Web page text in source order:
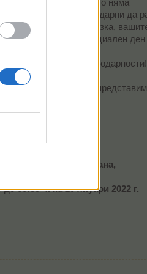
тях Фармерама просто няма
и сме благодарни да
обратната връзка,
В този специален
вас са рядкост. Благодарности!
не можем да си представим
добрите в света.
XXL, 15 Супер храна,
до00:59 ч.на29 януари 2022 г.